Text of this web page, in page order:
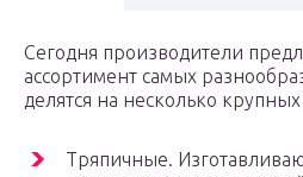
Сегодня производители
ассортимент самых
делятся на несколько
Тряпичные.